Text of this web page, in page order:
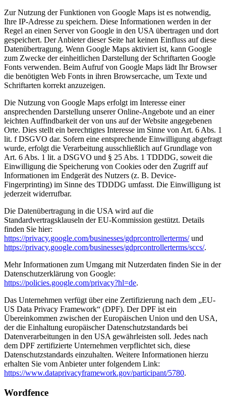
Zur Nutzung der Funktionen von Google Maps ist es notwendig,
Ihre IP-Adresse zu speichern. Diese Informationen werden in der
Regel an einen Server von Google in den USA übertragen und dort
gespeichert. Der Anbieter dieser Seite hat keinen Einfluss auf diese
Datenübertragung. Wenn Google Maps aktiviert ist, kann Google
zum Zwecke der einheitlichen Darstellung der Schriftarten Google
Fonts verwenden. Beim Aufruf von Google Maps lädt Ihr Browser
die benötigten Web Fonts in ihren Browsercache, um Texte und
Schriftarten korrekt anzuzeigen.
Die Nutzung von Google Maps erfolgt im Interesse einer
ansprechenden Darstellung unserer Online-Angebote und an einer
leichten Auffindbarkeit der von uns auf der Website angegebenen
Orte. Dies stellt ein berechtigtes Interesse im Sinne von Art. 6 Abs. 1
lit. f DSGVO dar. Sofern eine entsprechende Einwilligung abgefragt
wurde, erfolgt die Verarbeitung ausschließlich auf Grundlage von
Art. 6 Abs. 1 lit. a DSGVO und § 25 Abs. 1 TDDDG, soweit die
Einwilligung die Speicherung von Cookies oder den Zugriff auf
Informationen im Endgerät des Nutzers (z. B. Device-
Fingerprinting) im Sinne des TDDDG umfasst. Die Einwilligung ist
jederzeit widerrufbar.
Die Datenübertragung in die USA wird auf die
Standardvertragsklauseln der EU-Kommission gestützt. Details
finden Sie hier:
https://privacy.google.com/businesses/gdprcontrollerterms/und
https://privacy.google.com/businesses/gdprcontrollerterms/sccs/.
Mehr Informationen zum Umgang mit Nutzerdaten finden Sie in der
Datenschutzerklärung von Google:
https://policies.google.com/privacy?hl=de.
Das Unternehmen verfügt über eine Zertifizierung nach dem „EU-
US Data Privacy Framework“ (DPF). Der DPF ist ein
Übereinkommen zwischen der Europäischen Union und den USA,
der die Einhaltung europäischer Datenschutzstandards bei
Datenverarbeitungen in den USA gewährleisten soll. Jedes nach
dem DPF zertifizierte Unternehmen verpflichtet sich, diese
Datenschutzstandards einzuhalten. Weitere Informationen hierzu
erhalten Sie vom Anbieter unter folgendem Link:
https://www.dataprivacyframework.gov/participant/5780.
Wordfence